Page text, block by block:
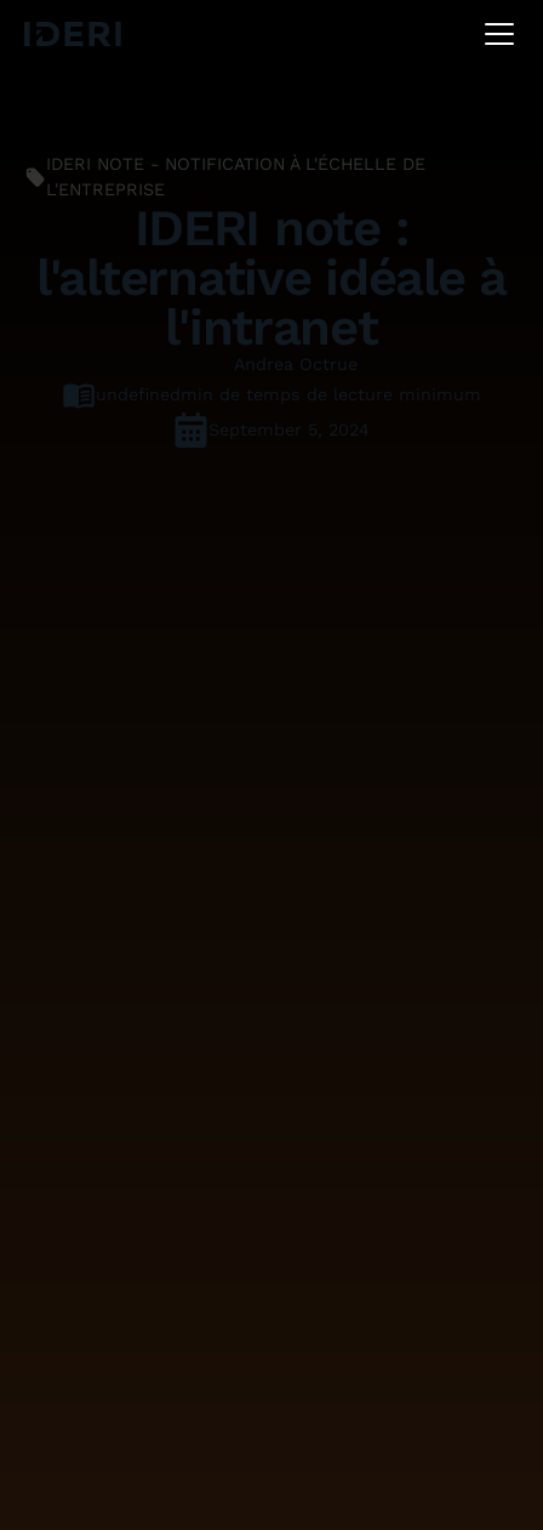
DEEN
IDERI NOTE - NOTIFICATION À L'ÉCHELLE DE
L'ENTREPRISE
IDERI note :
l'alternative idéale à
l'intranet
Andrea Octrue
undefined min de temps de lecture minimum
September 5, 2024